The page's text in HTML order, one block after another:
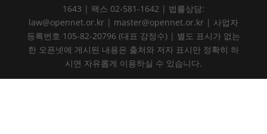
1643 | 팩스 02-581-1642 | 법률상담:
law@opennet.or.kr | master@opennet.or.kr | 사업자
등록번호 105-82-20796 (대표 강정수) | 별도 표시가 없는
한 오픈넷에 게시된 내용은 출처와 저자 표시만 정확히 하
시면 자유롭게 이용하실 수 있습니다.